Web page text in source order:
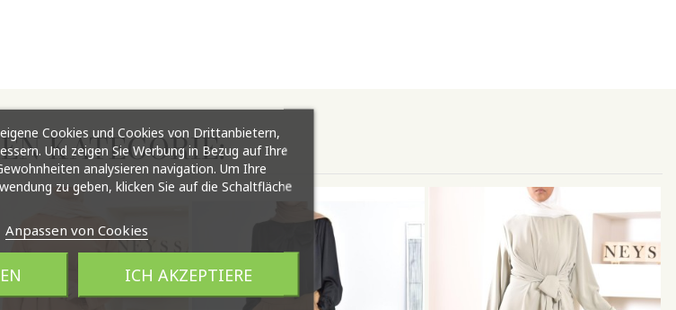
KATEGORIE:
Cookies und Cookies von Drittanbietern,
Und zeigen Sie Werbung in Bezug auf Ihre
analysieren navigation. Um Ihre
zu geben, klicken Sie auf die Schaltfläche
Anpassen von Cookies
ICH AKZEPTIERE